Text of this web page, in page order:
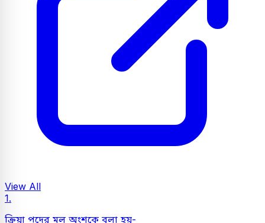
View All
1.
ক্রিয়া পদের মূল অংশকে বলা হয়-